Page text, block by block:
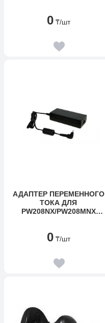
0 ₸/шт
АДАПТЕР ПЕРЕМЕННОГО
ТОКА ДЛЯ
PW208NX/PW208MNX
0 ₸/шт